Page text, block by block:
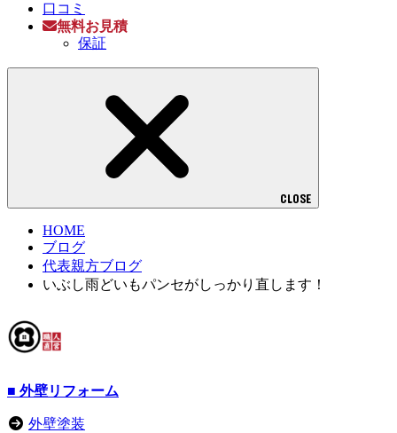
口コミ
無料お見積
保証
CLOSE
HOME
ブログ
代表親方ブログ
いぶし雨どいもパンセがしっかり直します！
■ 外壁リフォーム
外壁塗装